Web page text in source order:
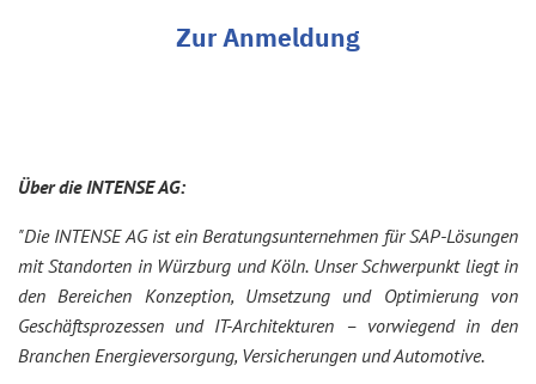
Zur Anmeldung
Über die INTENSE AG:
"Die INTENSE AG ist ein Beratungsunternehmen für SAP-Lösungen
mit Standorten in Würzburg und Köln. Unser Schwerpunkt liegt in
den Bereichen Konzeption, Umsetzung und Optimierung von
Geschäftsprozessen und IT-Architekturen – vorwiegend in den
Branchen Energieversorgung, Versicherungen und Automotive.